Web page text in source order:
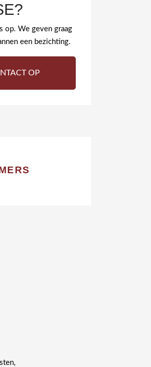
op. We geven graag
een bezichting.
OP